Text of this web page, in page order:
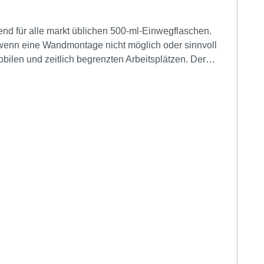
nicht möglich oder sinnvoll
Der
ml-
Ein auswechselbarer Clip mit der
Abtropfschale)Edelstahldosierpumpefür